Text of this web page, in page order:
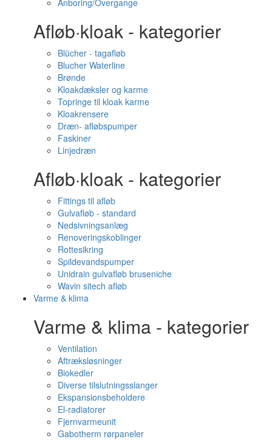
Anboring/Overgange
Afløb·kloak - kategorier
Blücher - tagafløb
Blucher Waterline
Brønde
Kloakdæksler og karme
Topringe til kloak karme
Kloakrensere
Dræn- afløbspumper
Faskiner
Linjedræn
Afløb·kloak - kategorier
Fittings til afløb
Gulvafløb - standard
Nedsivningsanlæg
Renoveringskoblinger
Rottesikring
Spildevandspumper
Unidrain gulvafløb bruseniche
Wavin sitech afløb
Varme & klima
Varme & klima - kategorier
Ventilation
Aftræksløsninger
Biokedler
Diverse tilslutningsslanger
Ekspansionsbeholdere
El-radiatorer
Fjernvarmeunit
Gabotherm rørpaneler